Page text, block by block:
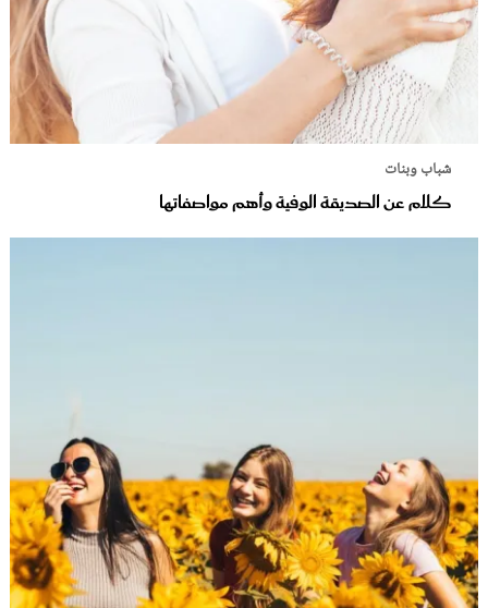
شباب وبنات
كلام عن الصديقة الوفية وأهم مواصفاتها